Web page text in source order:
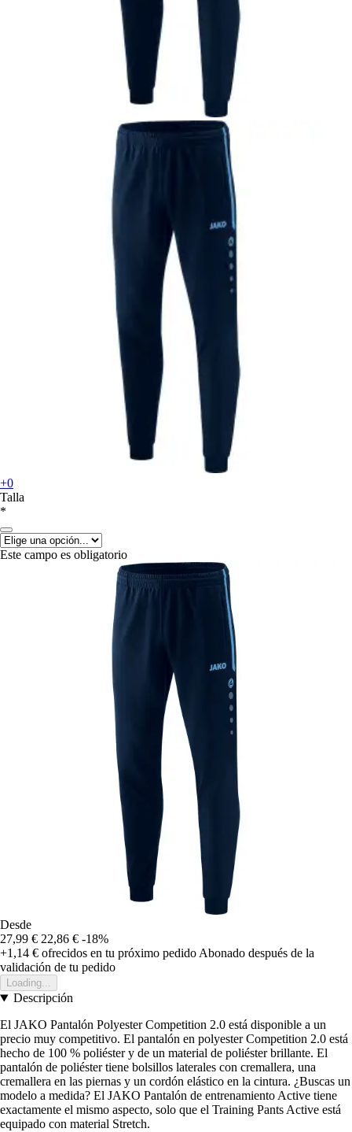
+0
Talla
*
Este campo es obligatorio
Desde
27,99 € 22,86 € -18%
+1,14 € ofrecidos en tu próximo pedido Abonado después de la
validación de tu pedido
Loading...
Descripción
El JAKO Pantalón Polyester Competition 2.0 está disponible a un
precio muy competitivo. El pantalón en polyester Competition 2.0 está
hecho de 100 % poliéster y de un material de poliéster brillante. El
pantalón de poliéster tiene bolsillos laterales con cremallera, una
cremallera en las piernas y un cordón elástico en la cintura. ¿Buscas un
modelo a medida? El JAKO Pantalón de entrenamiento Active tiene
exactamente el mismo aspecto, solo que el Training Pants Active está
equipado con material Stretch.